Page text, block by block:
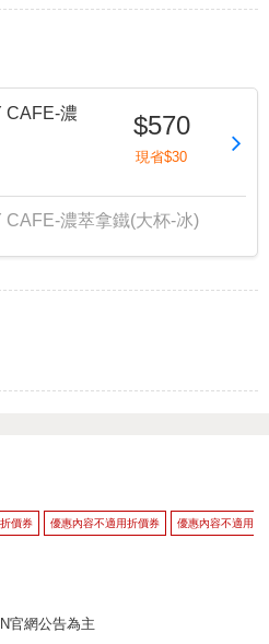
CAFE-濃
$570
現省$30
CAFE-濃萃拿鐵(大杯-冰)
價券 優惠內容不適用折價券
優惠內容不適用
官網公告為主